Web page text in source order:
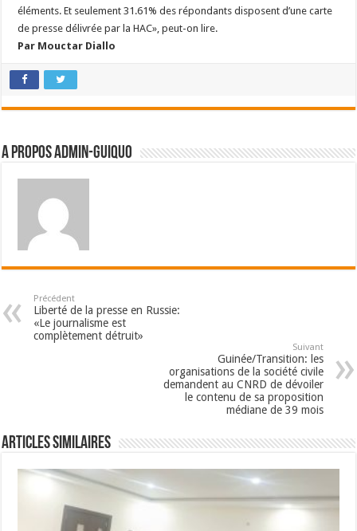
éléments. Et seulement 31.61% des répondants disposent d’une carte
de presse délivrée par la HAC», peut-on lire.
Par Mouctar Diallo
A propos admin-guiquo
Précédent
Liberté de la presse en Russie:
«Le journalisme est
complètement détruit»
Suivant
Guinée/Transition: les
organisations de la société civile
demandent au CNRD de dévoiler
le contenu de sa proposition
médiane de 39 mois
Articles Similaires